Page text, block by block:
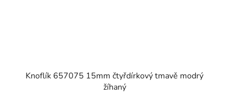
Knoflík 657075 15mm čtyřdírkový tmavě modrý
žíhaný